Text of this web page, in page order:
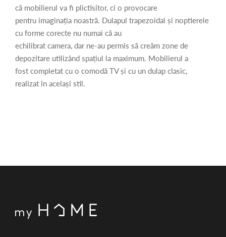
că mobilierul va fi plictisitor, ci o provocare
pentru imaginația noastră. Dulapul trapezoidal și noptierele
cu forme corecte nu numai că au
echilibrat camera, dar ne-au permis să creăm zone de
depozitare utilizând spațiul la maximum. Mobilierul a
fost completat cu o comodă TV și cu un dulap clasic,
realizat în același stil.